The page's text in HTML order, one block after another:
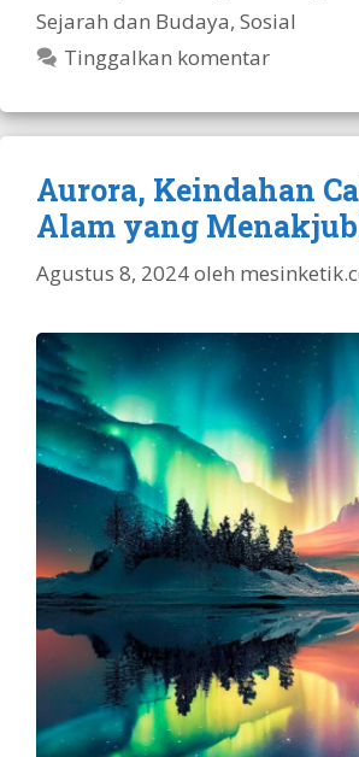
Sejarah dan Budaya, Sosial
Tinggalkan komentar
Aurora, Keindahan
Alam yang
Agustus 8, 2024oleh